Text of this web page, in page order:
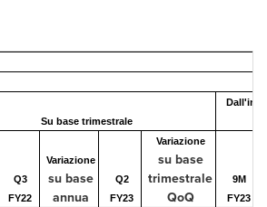
Su base trimestrale
Q3
FY22
Variazione
su base
annua
Q2
FY23
Variazione
su base
trimestrale
QoQ
9M
FY23